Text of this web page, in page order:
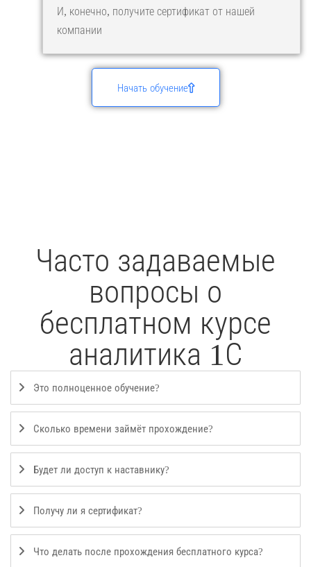
И, конечно, получите сертификат от нашей
компании
Начать обучение
Часто задаваемые
вопросы о
бесплатном курсе
аналитика 1С
Это полноценное обучение?
Сколько времени займёт прохождение?
Будет ли доступ к наставнику?
Получу ли я сертификат?
Что делать после прохождения бесплатного курса?